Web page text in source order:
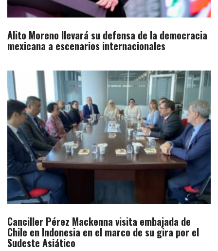
Alito Moreno llevará su defensa de la democracia
mexicana a escenarios internacionales​
Canciller Pérez Mackenna visita embajada de
Chile en Indonesia en el marco de su gira por el
Sudeste Asiático